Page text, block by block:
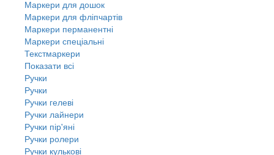
Маркери для дошок
Маркери для фліпчартів
Маркери перманентні
Маркери спеціальні
Текстмаркери
Показати всі
Ручки
Ручки
Ручки гелеві
Ручки лайнери
Ручки пір'яні
Ручки ролери
Ручки кулькові